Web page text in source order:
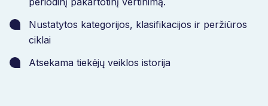
Nustatytos kategorijos, klasifikacijos ir peržiūros
ciklai
Atsekama tiekėjų veiklos istorija